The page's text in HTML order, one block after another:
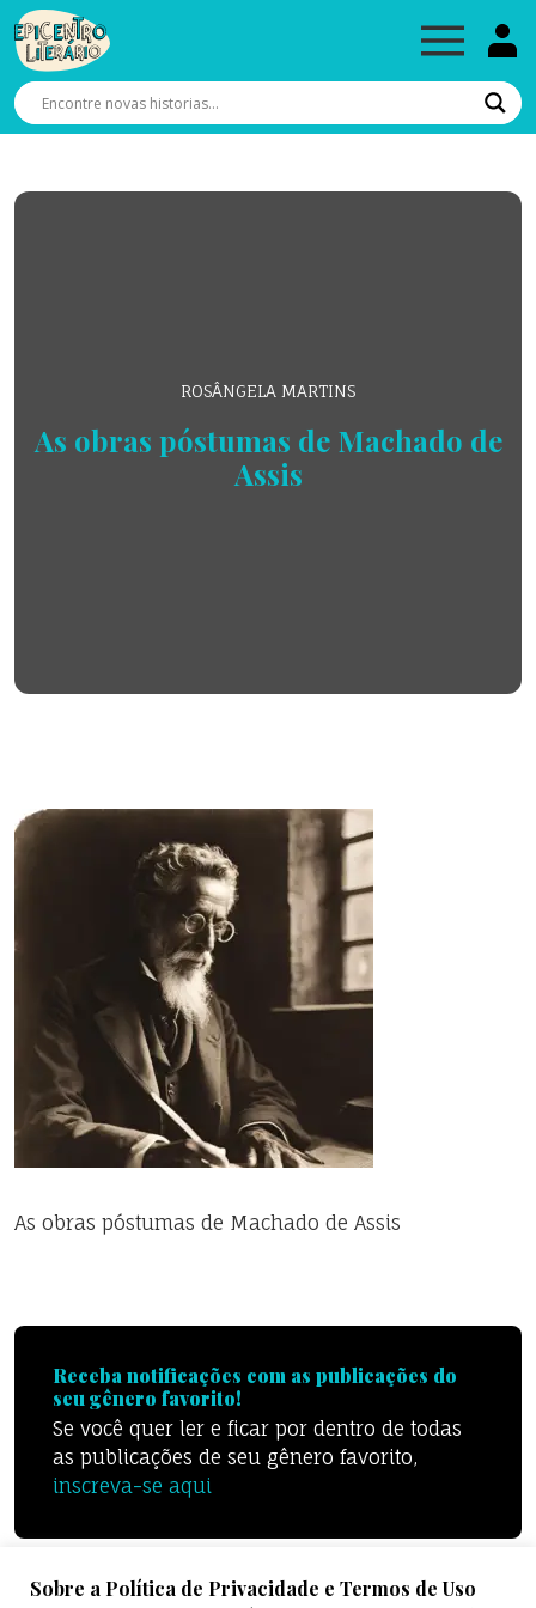
ROSÂNGELA MARTINS
As obras póstumas de Machado de
Assis
As obras póstumas de Machado de Assis
Receba notificações com as publicações do
seu gênero favorito!
Se você quer ler e ficar por dentro de todas
as publicações de seu gênero favorito,
inscreva-se aqui
Sobre a Política de Privacidade e Termos de Uso